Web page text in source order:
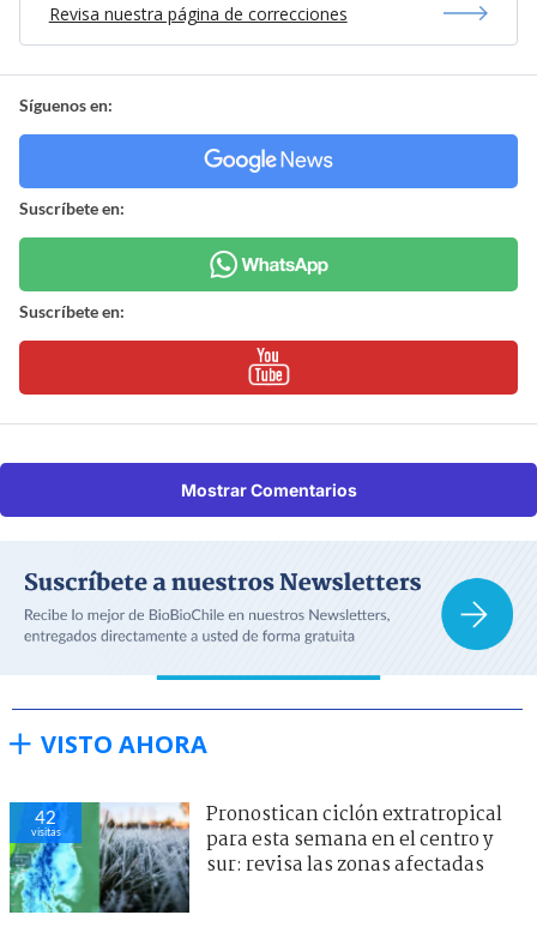
Revisa nuestra página de correcciones
Síguenos en:
Suscríbete en:
Suscríbete en:
Mostrar Comentarios
VISTO AHORA
42
visitas
Pronostican ciclón extratropical
para esta semana en el centro y
sur: revisa las zonas afectadas